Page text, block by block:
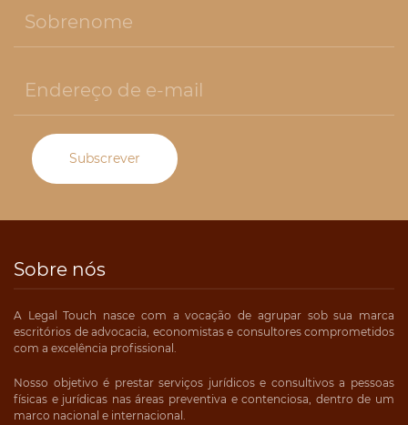
Subscrever
Sobre nós
A Legal Touch nasce com a vocação de agrupar sob sua marca
escritórios de advocacia, economistas e consultores comprometidos
com a excelência profissional.
Nosso objetivo é prestar serviços jurídicos e consultivos a pessoas
físicas e jurídicas nas áreas preventiva e contenciosa, dentro de um
marco nacional e internacional.